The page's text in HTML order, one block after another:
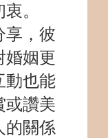
。
享，彼
婚姻更
動也能
或讚美
的關係